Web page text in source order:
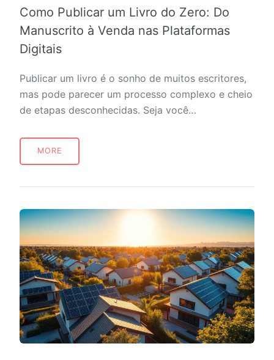
Como Publicar um Livro do Zero: Do
Manuscrito à Venda nas Plataformas
Digitais
Publicar um livro é o sonho de muitos escritores,
mas pode parecer um processo complexo e cheio
de etapas desconhecidas. Seja você…
MORE